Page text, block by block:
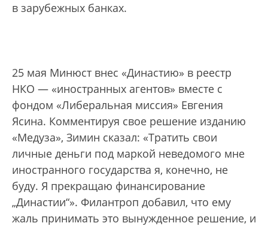
в зарубежных банках.
25 мая Минюст внес «Династию» в реестр
НКО — «иностранных агентов» вместе с
фондом «Либеральная миссия» Евгения
Ясина. Комментируя свое решение изданию
«Медуза», Зимин сказал: «Тратить свои
личные деньги под маркой неведомого мне
иностранного государства я, конечно, не
буду. Я прекращаю финансирование
„Династии“». Филантроп добавил, что ему
жаль принимать это вынужденное решение, и